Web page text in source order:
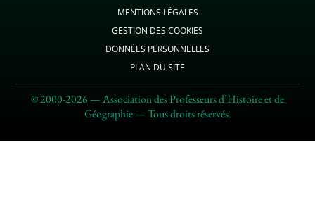
MENTIONS LÉGALES
GESTION DES COOKIES
DONNÉES PERSONNELLES
PLAN DU SITE
© 2000-2026 — Association des Professeurs d’Histoire et de
Géographie — Tous droits réservés.